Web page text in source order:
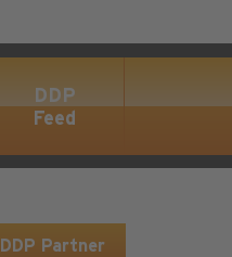
DDP
Feed
DDP Partner